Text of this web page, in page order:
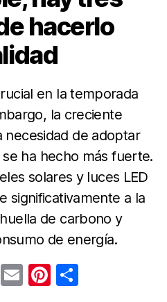
hacerlo
en la temporada
la creciente
necesidad de adoptar
ha hecho más fuerte.
solares y luces LED
significativamente a la
de carbono y
de energía.
T E Pi